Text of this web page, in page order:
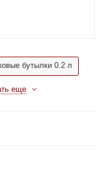
бутылки 0.2 л
еще